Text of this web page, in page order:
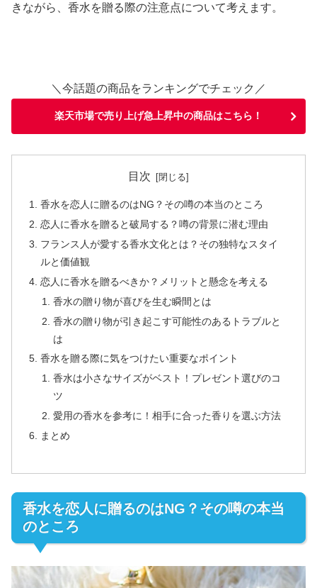
きながら、香水を贈る際の注意点について考えます。
＼今話題の商品をランキングでチェック／
楽天市場で売り上げ急上昇中の商品はこちら！
目次
香水を恋人に贈るのはNG？その噂の本当のところ
恋人に香水を贈ると破局する？噂の背景に潜む理由
フランス人が愛する香水文化とは？その独特なスタイ
ルと価値観
恋人に香水を贈るべきか？メリットと懸念を考える
香水の贈り物が喜びを生む瞬間とは
香水の贈り物が引き起こす可能性のあるトラブルと
は
香水を贈る際に気をつけたい重要なポイント
香水は小さなサイズがベスト！プレゼント選びのコ
ツ
愛用の香水を参考に！相手に合った香りを選ぶ方法
まとめ
香水を恋人に贈るのはNG？その噂の本当
のところ